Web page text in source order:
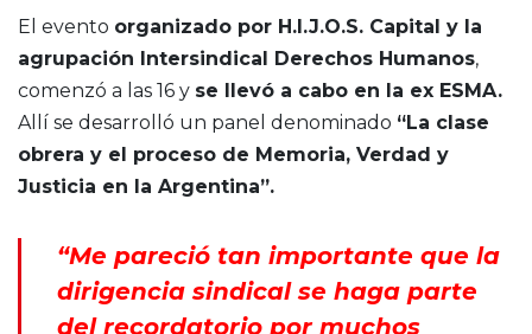
El evento organizado por H.I.J.O.S. Capital y la
agrupación Intersindical Derechos Humanos,
comenzó a las 16 y se llevó a cabo en la ex ESMA.
Allí se desarrolló un panel denominado “La clase
obrera y el proceso de Memoria, Verdad y
Justicia en la Argentina”.
“Me pareció tan importante que la
dirigencia sindical se haga parte
del recordatorio por muchos